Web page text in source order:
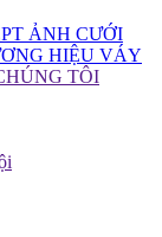
ẢNH CƯỚI
HIỆU VÁY
TÔI